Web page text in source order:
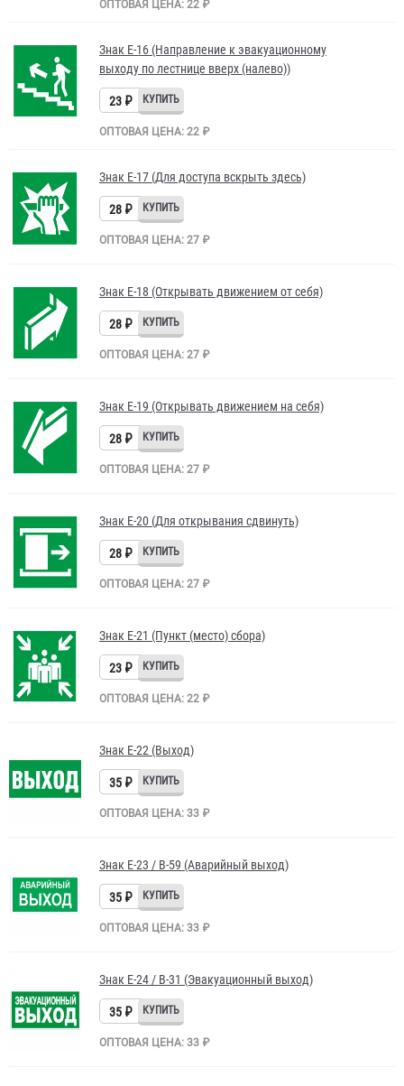
ОПТОВАЯ ЦЕНА: 22 ₽
Знак Е-16 (Направление к эвакуационному
выходу по лестнице вверх (налево))
23 ₽
ОПТОВАЯ ЦЕНА: 22 ₽
Знак Е-17 (Для доступа вскрыть здесь)
28 ₽
ОПТОВАЯ ЦЕНА: 27 ₽
Знак Е-18 (Открывать движением от себя)
28 ₽
ОПТОВАЯ ЦЕНА: 27 ₽
Знак Е-19 (Открывать движением на себя)
28 ₽
ОПТОВАЯ ЦЕНА: 27 ₽
Знак Е-20 (Для открывания сдвинуть)
28 ₽
ОПТОВАЯ ЦЕНА: 27 ₽
Знак Е-21 (Пункт (место) сбора)
23 ₽
ОПТОВАЯ ЦЕНА: 22 ₽
Знак Е-22 (Выход)
35 ₽
ОПТОВАЯ ЦЕНА: 33 ₽
Знак E-23 / В-59 (Аварийный выход)
35 ₽
ОПТОВАЯ ЦЕНА: 33 ₽
Знак E-24 / B-31 (Эвакуационный выход)
35 ₽
ОПТОВАЯ ЦЕНА: 33 ₽